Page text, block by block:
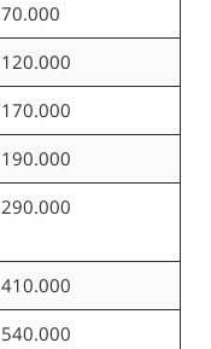
70.000
120.000
170.000
190.000
290.000
410.000
540.000